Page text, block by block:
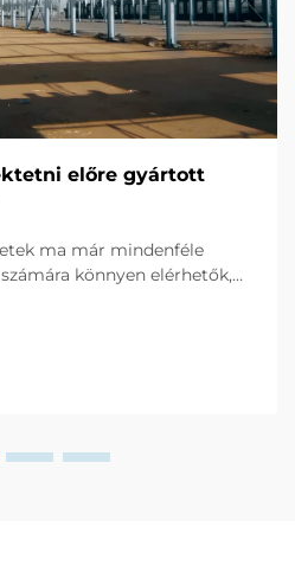
előre gyártott
ma már mindenféle
könnyen elérhetők,
bejegyzésben megvizsgáljuk,
épületek